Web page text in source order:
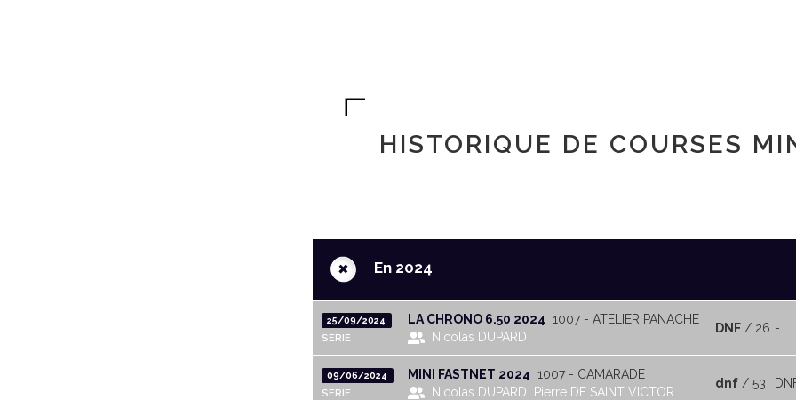
HISTORIQUE DE COURSES
+ En 2024
25/09/2024
SERIE
LA CHRONO 6.50 2024 1007 - ATELIER PANACHE
Nicolas DUPARD
DNF / 26 -
09/06/2024
SERIE
MINI FASTNET 2024 1007 - CAMARADE
Nicolas DUPARD
Pierre DE SAINT VICTOR
dnf / 53